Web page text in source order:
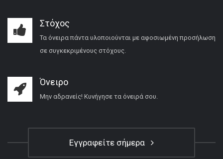
Στόχος
Τα όνειρα πάντα υλοποιούνται με αφοσιωμένη προσήλωση
σε συγκεκριμένους στόχους.
Όνειρο
Μην αδρανείς! Κυνήγησε τα όνειρά σου.
Εγγραφείτε σήμερα